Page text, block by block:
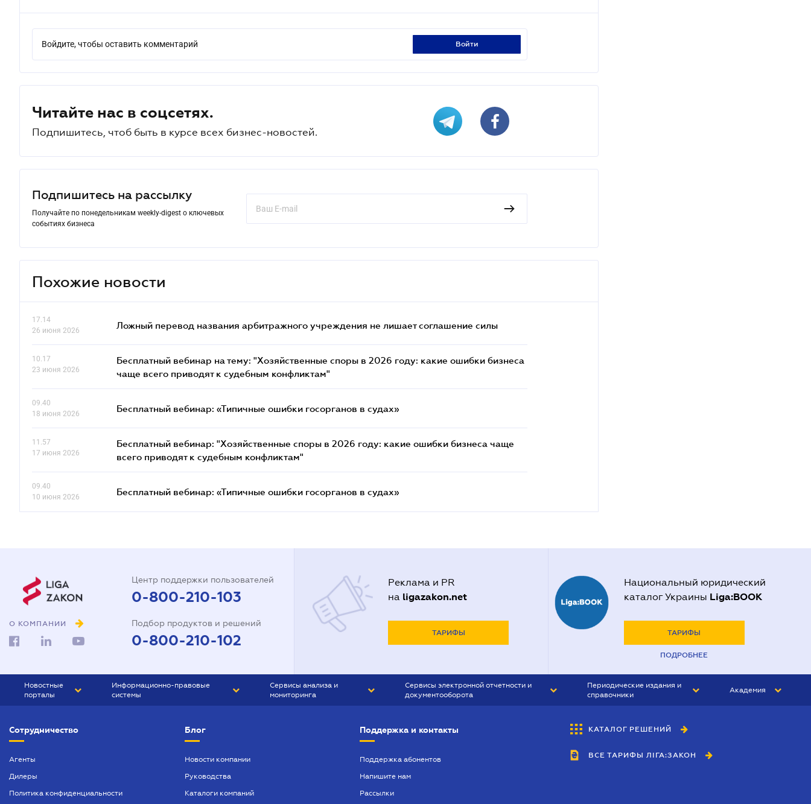
Войдите, чтобы оставить комментарий войти
Читайте нас в соцсетях.
Подпишитесь, чтоб быть в курсе всех бизнес-новостей.
Подпишитесь на рассылку
Получайте по понедельникам weekly-digest о ключевых
событиях бизнеса
Похожие новости
17.14
26 июня 2026
Ложный перевод названия арбитражного учреждения не лишает соглашение силы
10.17
23 июня 2026
Бесплатный вебинар на тему: "Хозяйственные споры в 2026 году: какие ошибки бизнеса
чаще всего приводят к судебным конфликтам"
09.40
18 июня 2026
Бесплатный вебинар: «Типичные ошибки госорганов в судах»
11.57
17 июня 2026
Бесплатный вебинар: "Хозяйственные споры в 2026 году: какие ошибки бизнеса чаще
всего приводят к судебным конфликтам"
09.40
10 июня 2026
Бесплатный вебинар: «Типичные ошибки госорганов в судах»
О КОМПАНИИ
Центр поддержки пользователей
0-800-210-103
Подбор продуктов и решений
0-800-210-102
Реклама и PR
на ligazakon.net
ТАРИФЫ
Национальный юридический
каталог Украины Liga:BOOK
ТАРИФЫ
ПОДРОБНЕЕ
Новостные
порталы
БИЗНЕС
Информационно-правовые
системы
БУХГАЛТЕР ПРОФ
ЮРИСТ ПРОФ
Сервисы анализа и
мониторинга
Сервисы электронной отчетности и
документооборота
Периодические издания и
справочники
БУХГАЛТЕР&ЗАКОН
ВЕСТНИК МСФО
Академия
Сотрудничество
Агенты
Дилеры
Политика конфиденциальности
Блог
Новости компании
Руководства
Каталоги компаний
Поддержка и контакты
Поддержка абонентов
Напишите нам
Рассылки
КАТАЛОГ РЕШЕНИЙ
ВСЕ ТАРИФЫ ЛІГА:ЗАКОН